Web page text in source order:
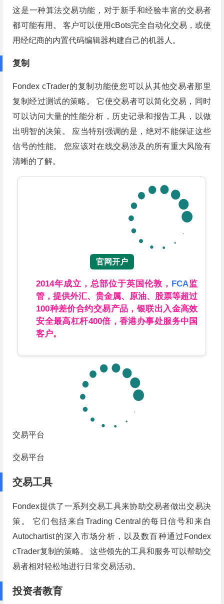
这是一种算法交易功能，对于新手和经验丰富的交易者
都可能有用。 客户可以使用cBots完全自动化交易，或使
用经纪商的内置代码编辑器构建自己的机器人。
复制
Fondex cTrader的复制功能使您可以从其他交易者那里
复制经过测试的策略。 它使交易者可以简化交易，同时
可以访问大量的性能分析，历史记录和报告工具，以做
出明智的决策。 应当特别强调的是，绝对不能保证这些
信号的性能。 您应该对在线交易涉及的所有重大风险有
清晰的了解。
官网开户
2014年成立，总部位于英国伦敦， FCA监
管，提供外汇、贵金属、原油、股票等超过
100种差价合约交易产品，银联出入金高效
安全最高杠杆400倍，香港办事处服务中国
客户。
交易平台
交易平台
交易工具
Fondex提供了一系列交易工具来协助交易者做出交易决
策。 它们包括来自Trading Central的每日信号和来自
Autochartist的深入市场分析，以及数百种通过Fondex
cTrader复制的策略。 这些领先的工具和服务可以帮助交
易者相对轻松地进行日常交易活动。
投资者教育